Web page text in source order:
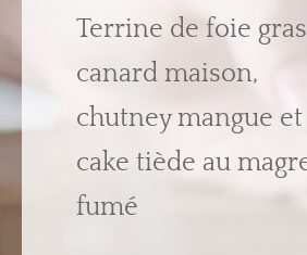
Terrine de foie
canard maison,
chutney mangue et
cake tiède au
fumé